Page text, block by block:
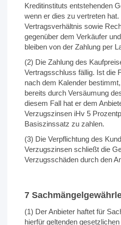
Kreditinstituts entstehenden
wenn er dies zu vertreten
Vertragsverhältnis sowie
gegenüber dem Verkäufer
bleiben von der Zahlung per
(2) Die Zahlung des
Vertragsschluss fällig. Ist die
nach dem Kalender
bereits durch Versäumung
diesem Fall hat er dem
Verzugszinsen iHv 5
Basiszinssatz zu zahlen.
(3) Die Verpflichtung des
Verzugszinsen schließt die
Verzugsschäden durch den
7
(1) Der Anbieter haftet für
hierfür geltenden